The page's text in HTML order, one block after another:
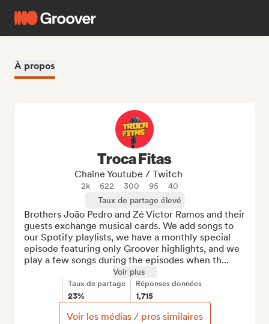
À propos
Troca Fitas
Chaîne Youtube / Twitch
2k 622 300 95
40
Taux de partage élevé
Brothers João Pedro and Zé Victor Ramos and their
guests exchange musical cards. We add songs to
our Spotify playlists, we have a monthly special
episode featuring only Groover highlights, and we
play a few songs during the episodes when th...
Voir plus
Taux de partage
23%
Réponses données
1,715
Voir les médias / pros similaires